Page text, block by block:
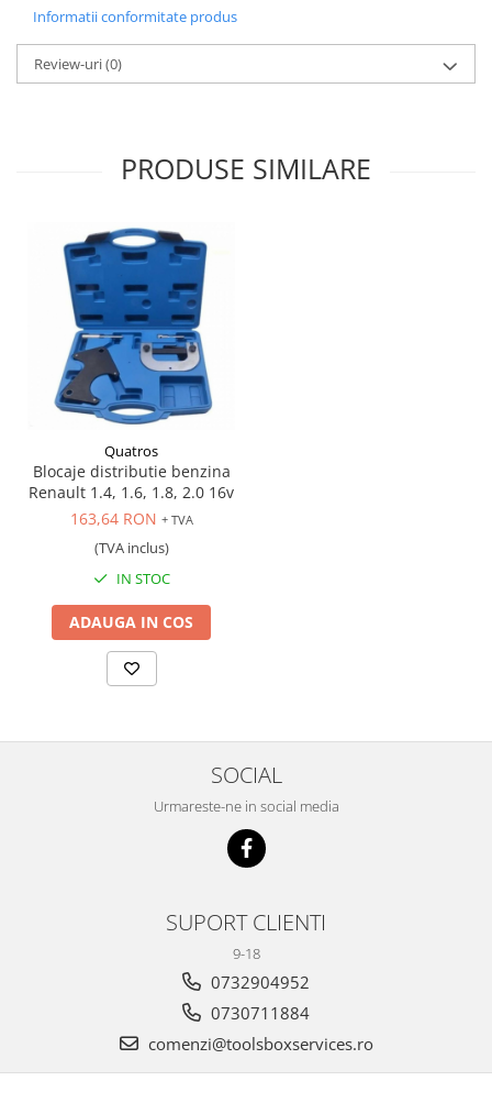
Scule sistem franare
Scule speciale
Scule supape
Set / trusa chei tubulare
Set prelungitoare
Set surubelnite
Testare cuplu dinamometric de
strangere
Trusa / Set tarozi si filiere
Trusa imbus hex,torx,ribe,M-uri
Tubulare speciale
Informatii conformitate produs
Review-uri(0)
PRODUSE SIMILARE
Quatros
Blocaje distributie benzina
Renault 1.4, 1.6, 1.8, 2.0 16v
163,64 RON + TVA
(TVA inclus)
IN STOC
ADAUGA IN COS
SOCIAL
Urmareste-ne in social media
SUPORT CLIENTI
9-18
0732904952
0730711884
comenzi@toolsboxservices.ro